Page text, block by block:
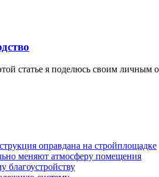
статье я поделюсь своим
оправдана на стройплощадке
меняют атмосферу помещения
благоустройству